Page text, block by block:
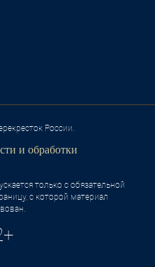
России.
и обработки
только с обязательной
с которой материал